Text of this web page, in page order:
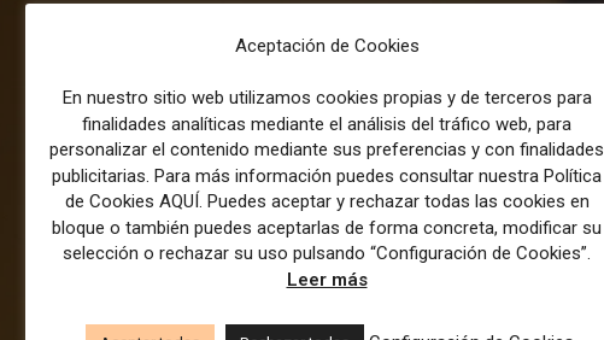
Aceptación de Cookies
En nuestro sitio web utilizamos cookies propias y de terceros para
finalidades analíticas mediante el análisis del tráfico web, para
personalizar el contenido mediante sus preferencias y con finalidades
publicitarias. Para más información puedes consultar nuestra Política
de Cookies AQUÍ. Puedes aceptar y rechazar todas las cookies en
bloque o también puedes aceptarlas de forma concreta, modificar su
selección o rechazar su uso pulsando “Configuración de Cookies”.
Leer más